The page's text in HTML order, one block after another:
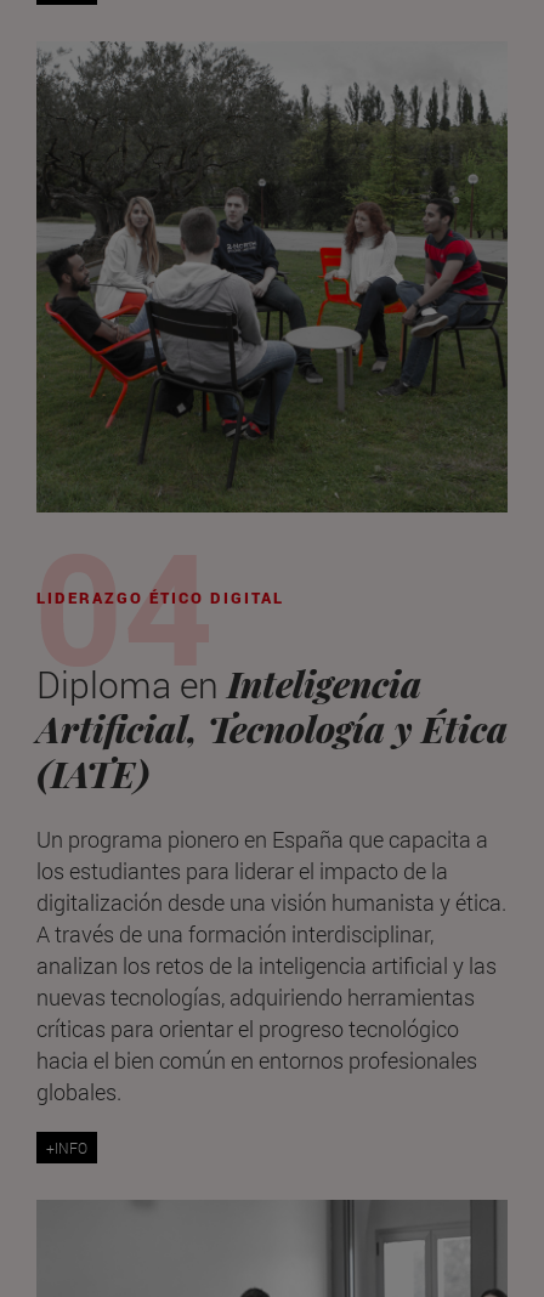
LIDERAZGO ÉTICO DIGITAL
Diploma en Inteligencia
Artificial, Tecnología y Ética
(IATE)
Un programa pionero en España que capacita a
los estudiantes para liderar el impacto de la
digitalización desde una visión humanista y ética.
A través de una formación interdisciplinar,
analizan los retos de la inteligencia artificial y las
nuevas tecnologías, adquiriendo herramientas
críticas para orientar el progreso tecnológico
hacia el bien común en entornos profesionales
globales.
+INFO